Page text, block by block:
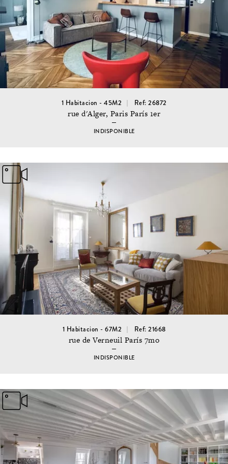
1 Habitacion - 45M2 Ref: 26872
rue d'Alger, Paris París 1er
INDISPONIBLE
1 Habitacion - 67M2 Ref: 21668
rue de Verneuil París 7mo
INDISPONIBLE